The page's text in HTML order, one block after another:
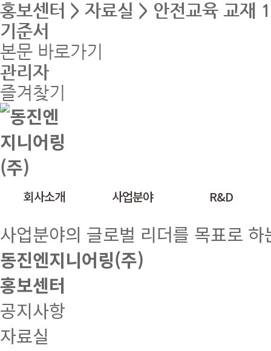
홍보센터 > 자료실 > 안전교육 교재
기준서
본문 바로가기
관리자
즐겨찾기
회사소개 사업분야 R&D
사업분야의 글로벌 리더를 목표로 하
동진엔지니어링(주)
홍보센터
공지사항
자료실